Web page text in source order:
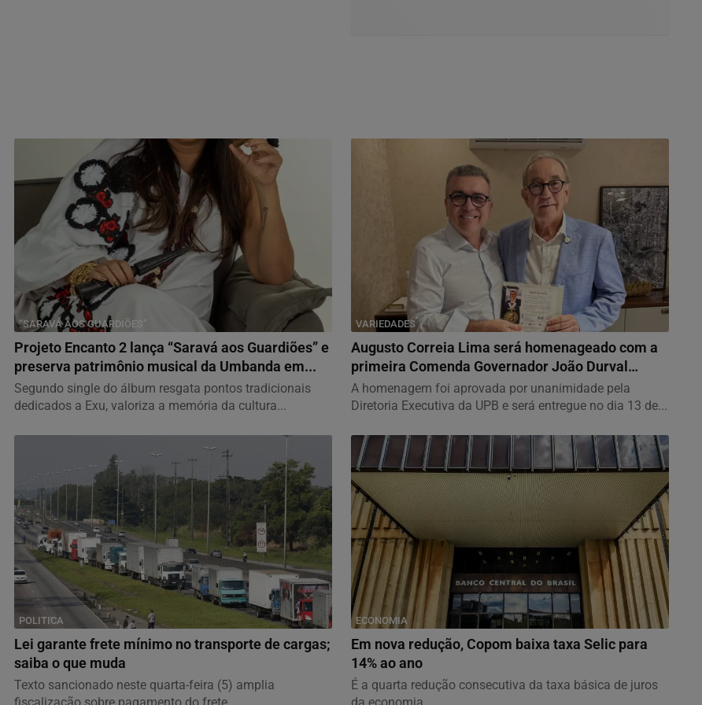
“SARAVÁ AOS GUARDIÕES”
Projeto Encanto 2 lança “Saravá aos Guardiões” e
preserva patrimônio musical da Umbanda em...
Segundo single do álbum resgata pontos tradicionais
dedicados a Exu, valoriza a memória da cultura...
VARIEDADES
Augusto Correia Lima será homenageado com a
primeira Comenda Governador João Durval
Carneiro...
A homenagem foi aprovada por unanimidade pela
Diretoria Executiva da UPB e será entregue no dia 13 de...
POLITICA
Lei garante frete mínimo no transporte de cargas;
saiba o que muda
Texto sancionado neste quarta-feira (5) amplia
fiscalização sobre pagamento do frete.
ECONOMIA
Em nova redução, Copom baixa taxa Selic para
14% ao ano
É a quarta redução consecutiva da taxa básica de juros
da economia